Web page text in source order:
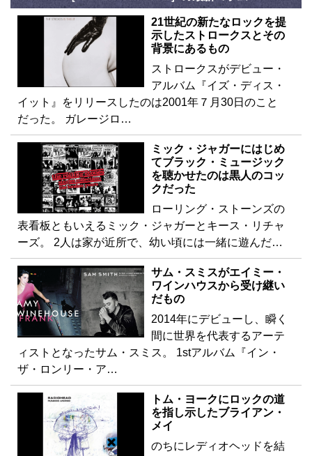
21世紀の新たなロックを提
示したストロークスとその
背景にあるもの
ストロークスがデビュー・
アルバム『イズ・ディス・
イット』をリリースしたのは2001年７月30日のこと
だった。 ガレージロ…
ミック・ジャガーにはじめ
てブラック・ミュージック
を聴かせたのは黒人のコッ
クだった
ローリング・ストーンズの
表看板ともいえるミック・ジャガーとキース・リチャ
ーズ。 2人は家が近所で、幼い頃には一緒に遊んだ…
サム・スミスがエイミー・
ワインハウスから受け継い
だもの
2014年にデビューし、瞬く
間に世界を代表するアーテ
ィストとなったサム・スミス。 1stアルバム『イン・
ザ・ロンリー・ア…
トム・ヨークにロックの道
を指し示したブライアン・
メイ
のちにレディオヘッドを結